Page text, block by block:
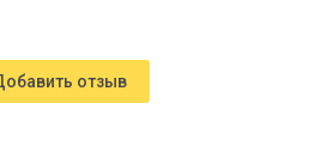
отзыв